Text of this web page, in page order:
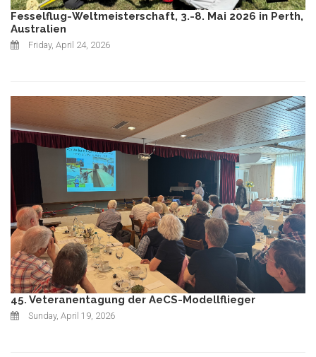
Fesselflug-Weltmeisterschaft, 3.-8. Mai 2026 in Perth,
Australien
Friday, April 24, 2026
45. Veteranentagung der AeCS-Modellflieger
Sunday, April 19, 2026